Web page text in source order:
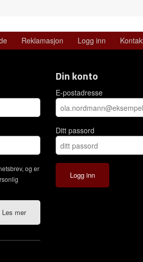
Reklamasjon Logg inn
og er
Les mer
Din konto
E-postadresse
Ditt passord